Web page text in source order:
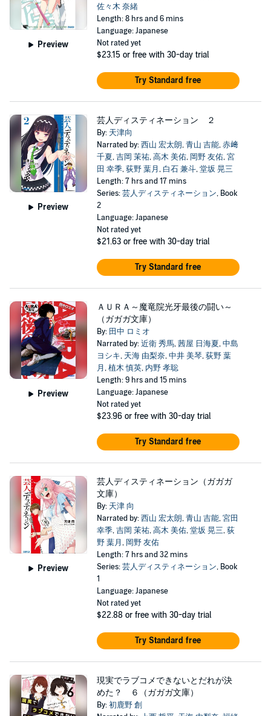
Preview
佐々木 奈緒
Length: 8 hrs and 6 mins
Language: Japanese
Not rated yet
$23.15 or free with 30-day trial
Try Standard free
Preview
芸人ディスティネーション ２
By: 天津向
Narrated by:西山 宏太朗,青山 吉能,赤﨑
千夏,吉岡 茉祐,高木 美佑, 岡野 友佑,宮
田 幸季,荻野 葉月, 白石 兼斗,堂坂 晃三
Length: 7 hrs and 17 mins
Series:芸人ディスティネーション, Book
2
Language: Japanese
Not rated yet
$21.63 or free with 30-day trial
Try Standard free
Preview
ＡＵＲＡ～魔竜院光牙最後の闘い～
（ガガガ文庫）
By: 田中 ロミオ
Narrated by:近衛 秀馬,茜屋 日海夏,中島
ヨシキ, 天海 由梨奈,中井 美琴,荻野 葉
月,植木 慎英, 内野 孝聡
Length: 9 hrs and 15 mins
Language: Japanese
Not rated yet
$23.96 or free with 30-day trial
Try Standard free
Preview
芸人ディスティネーション（ガガガ
文庫）
By: 天津 向
Narrated by:西山 宏太朗,青山 吉能,宮田
幸季,吉岡 茉祐,高木 美佑,堂坂 晃三,荻
野 葉月, 岡野 友佑
Length: 7 hrs and 32 mins
Series:芸人ディスティネーション, Book
1
Language: Japanese
Not rated yet
$22.88 or free with 30-day trial
Try Standard free
現実でラブコメできないとだれが決
めた？ ６（ガガガ文庫）
By:初鹿野 創